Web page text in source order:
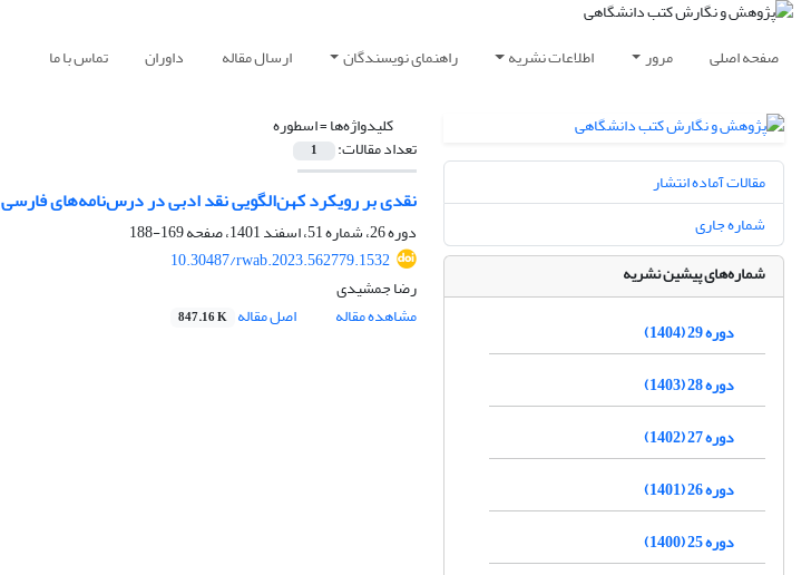
صفحه اصلی مرور اطلاعات نشریه راهنمای نویسندگان ارسال مقاله داوران تماس با ما
کلیدواژه‌ها =اسطوره
تعداد مقالات: 1
نقدی بر رویکرد کهن‌الگویی نقد ادبی در درس‌نامه‌های فارسی
دوره 26، شماره 51، اسفند 1401، صفحه
169-188
10.30487/rwab.2023.562779.1532
رضا جمشیدی
مشاهده مقاله
اصل مقاله 847.16 K
مقالات آماده انتشار
شماره جاری
شماره‌های پیشین نشریه
دوره 29 (1404)
دوره 28 (1403)
دوره 27 (1402)
دوره 26 (1401)
دوره 25 (1400)